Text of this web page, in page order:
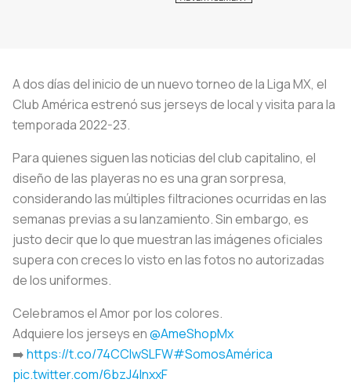
A dos días del inicio de un nuevo torneo de la Liga MX, el
Club América estrenó sus jerseys de local y visita para la
temporada 2022-23.
Para quienes siguen las noticias del club capitalino, el
diseño de las playeras no es una gran sorpresa,
considerando las múltiples filtraciones ocurridas en las
semanas previas a su lanzamiento. Sin embargo, es
justo decir que lo que muestran las imágenes oficiales
supera con creces lo visto en las fotos no autorizadas
de los uniformes.
Celebramos el Amor por los colores.
Adquiere los jerseys en@AmeShopMx
➡️https://t.co/74CCIwSLFW#SomosAmérica
pic.twitter.com/6bzJ4InxxF